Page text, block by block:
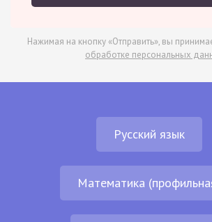
Нажимая на кнопку «Отправить», вы
обработке персональных
Русский язык
Математика